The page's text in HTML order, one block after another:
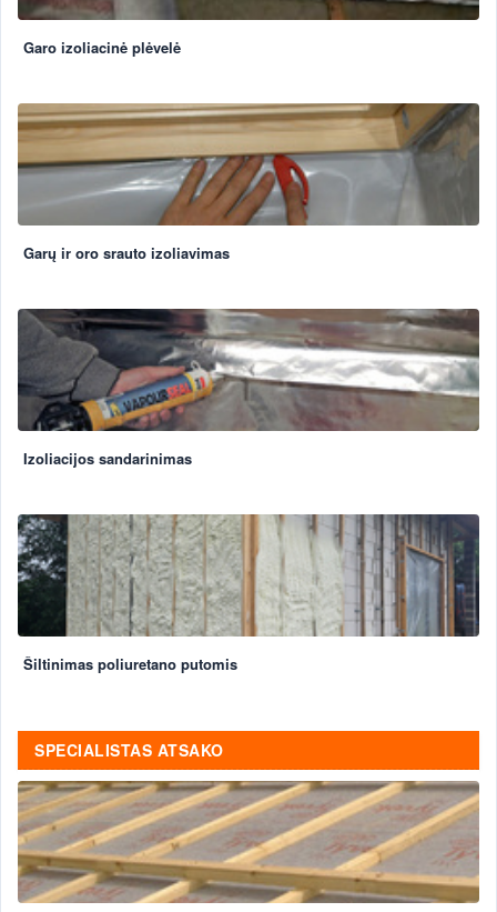
Garo izoliacinė plėvelė
Garų ir oro srauto izoliavimas
Izoliacijos sandarinimas
Šiltinimas poliuretano putomis
SPECIALISTAS ATSAKO